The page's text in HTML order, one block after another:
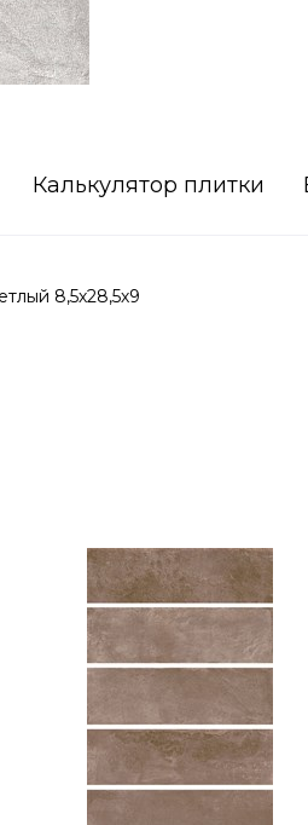
Калькулятор плитки
8,5х28,5х9